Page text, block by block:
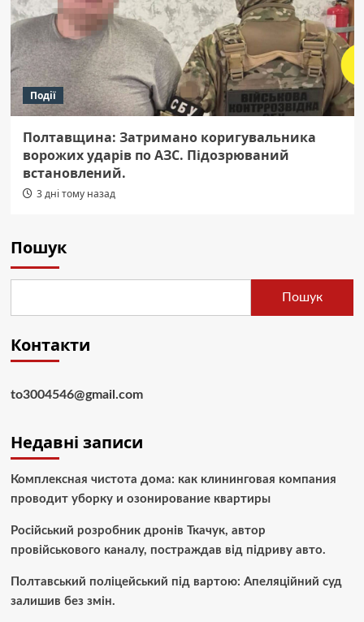
Події
Полтавщина: Затримано коригувальника
ворожих ударів по АЗС. Підозрюваний
встановлений.
3 дні тому назад
Пошук
Пошук
Контакти
to3004546@gmail.com
Недавні записи
Комплексная чистота дома: как клининговая компания
проводит уборку и озонирование квартиры
Російський розробник дронів Ткачук, автор
провійськового каналу, постраждав від підриву авто.
Полтавський поліцейський під вартою: Апеляційний суд
залишив без змін.